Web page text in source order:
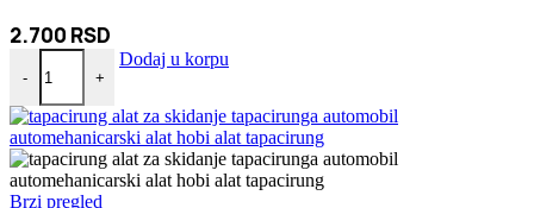
2.700 RSD
-
Alat za merenje kompresije benzinskih motora količina
+
Dodaj u korpu
Brzi pregled